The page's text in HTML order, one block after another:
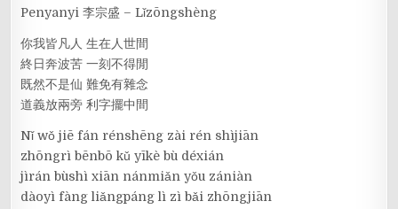
Penyanyi 李宗盛 – Lǐzōngshèng
你我皆凡人 生在人世間
終日奔波苦 一刻不得閒
既然不是仙 難免有雜念
道義放兩旁 利字擺中間
Nǐ wǒ jiē fán rénshēng zài rén shìjiān
zhōngrì bēnbō kǔ yīkè bù déxián
jìrán bùshì xiān nánmiǎn yǒu zániàn
dàoyì fàng liǎngpáng lì zì bǎi zhōngjiān